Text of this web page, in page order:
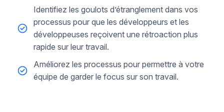
Identifiez les goulots d’étranglement dans vos
processus pour que les développeurs et les
développeuses reçoivent une rétroaction plus
rapide sur leur travail.
Améliorez les processus pour permettre à votre
équipe de garder le focus sur son travail.